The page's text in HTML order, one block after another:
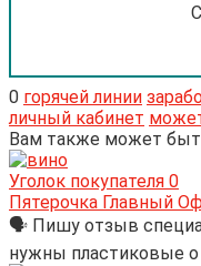
0 горячей линии
личный кабинет
Вам также может
Уголок покупателя 0
Пятерочка Главный
🗣 Пишу отзыв
нужны пластиковые о